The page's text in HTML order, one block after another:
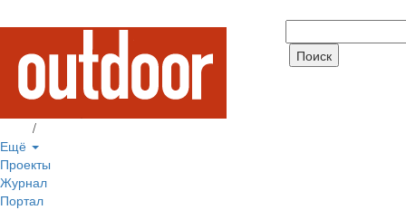
/
Ещё
Проекты
Журнал
Портал